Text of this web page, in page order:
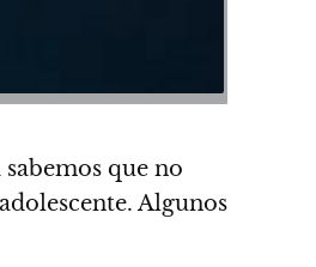
sabemos que no
Algunos